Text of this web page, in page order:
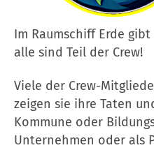
Im Raumschiff Erde gibt
alle sind Teil der Crew!
Viele der Crew-
zeigen sie ihre Taten
Kommune oder
Unternehmen oder als